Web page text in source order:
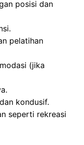
posisi dan
pelatihan
(jika
kondusif.
seperti rekreasi